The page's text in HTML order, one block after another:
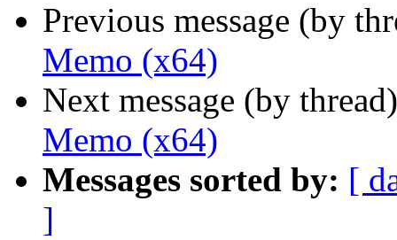
Previous message (by
Memo (x64)
Next message (by
Memo (x64)
Messages sorted by: [
]